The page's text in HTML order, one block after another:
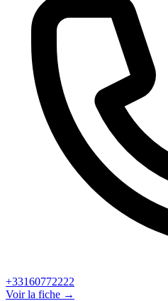
+33160772222
Voir la fiche →